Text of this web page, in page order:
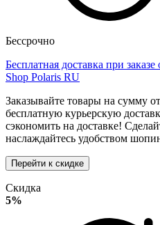
Бессрочно
Бесплатная доставка при
Shop Polaris RU
Заказывайте товары на сумму
бесплатную курьерскую
сэкономить на доставке!
наслаждайтесь удобством
Перейти к скидке
Скидка
5%